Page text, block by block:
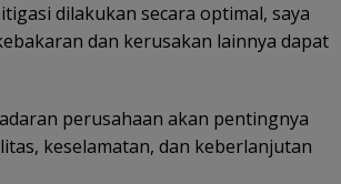
dilakukan secara optimal, saya
dan kerusakan lainnya dapat
perusahaan akan pentingnya
keselamatan, dan keberlanjutan